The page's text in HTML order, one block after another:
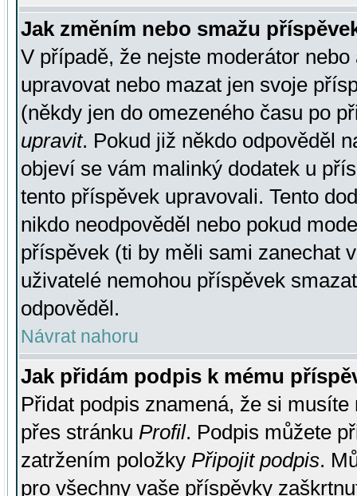
Jak změním nebo smažu
V případě, že nejste moderátor
upravovat nebo mazat jen svoje
(někdy jen do omezeného času po
upravit. Pokud již někdo odpověděl
objeví se vám malinký dodatek u
tento příspěvek upravovali. Tento
nikdo neodpověděl nebo pokud
příspěvek (ti by měli sami zanechat
uživatelé nemohou příspěvek
odpověděl.
Návrat nahoru
Jak přidám podpis k mému
Přidat podpis znamená, že si
přes stránku Profil. Podpis můžete
zatržením položky Připojit podpis.
pro všechny vaše příspěvky